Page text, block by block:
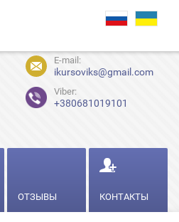
E-mail:
ikursoviks@gmail.com
Viber:
+380681019101
ОТЗЫВЫ КОНТАКТЫ